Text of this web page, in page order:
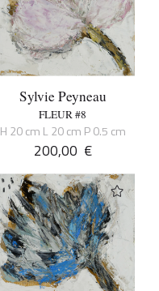
Sylvie Peyneau
FLEUR #8
H 20 cm L 20 cm P 0.5 cm
200,00 €